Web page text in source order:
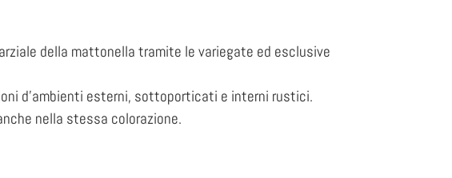
della mattonella tramite le variegate ed esclusive
d’ambienti esterni, sottoporticati e interni rustici.
nella stessa colorazione.